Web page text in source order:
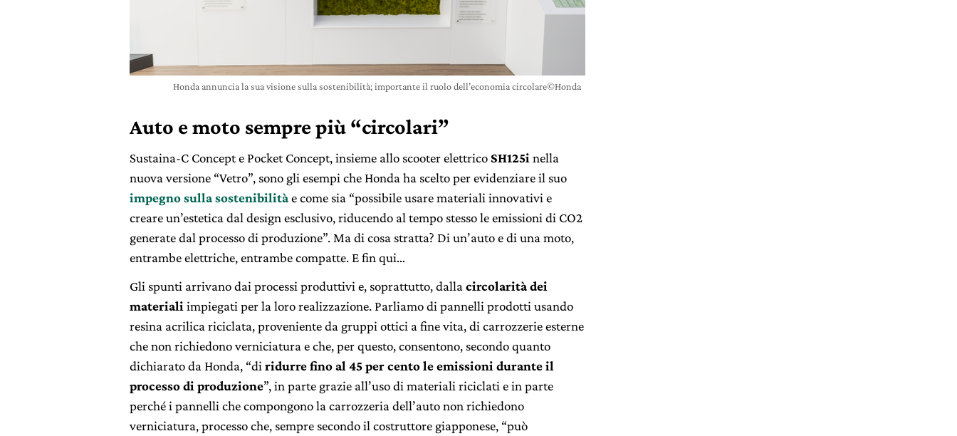
Honda annuncia la sua visione sulla sostenibilità; importante il ruolo dell’economia circolare©Honda
Auto e moto sempre più “circolari”
Sustaina-C Concept e Pocket Concept, insieme allo scooter elettrico SH125inella
nuova versione “Vetro”, sono gli esempi che Honda ha scelto per evidenziare il suo
impegno sulla sostenibilitàe come sia “possibile usare materiali innovativi e
creare un’estetica dal design esclusivo, riducendo al tempo stesso le emissioni di CO2
generate dal processo di produzione”. Ma di cosa stratta? Di un’auto e di una moto,
entrambe elettriche, entrambe compatte. E fin qui…
Gli spunti arrivano dai processi produttivi e, soprattutto, dallacircolarità dei
materialiimpiegati per la loro realizzazione. Parliamo di pannelli prodotti usando
resina acrilica riciclata, proveniente da gruppi ottici a fine vita, di carrozzerie esterne
che non richiedono verniciatura e che, per questo, consentono, secondo quanto
dichiarato da Honda, “diridurre fino al 45 per cento le emissioni durante il
processo di produzione”, in parte grazie all’uso di materiali riciclati e in parte
perché i pannelli che compongono la carrozzeria dell’auto non richiedono
verniciatura, processo che, sempre secondo il costruttore giapponese, “può